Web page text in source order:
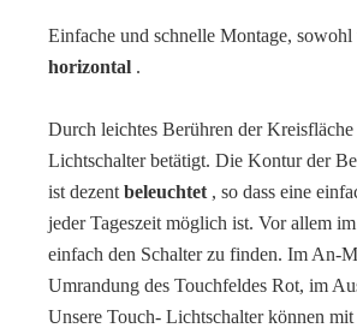
Einfache und schnelle Montage, sowohl
horizontal .
Durch leichtes Berühren der
Lichtschalter betätigt. Die Kontur der
ist dezent beleuchtet , so dass eine
jeder Tageszeit möglich ist. Vor allem
einfach den Schalter zu finden. Im An-
Umrandung des Touchfeldes Rot, im
Unsere Touch- Lichtschalter können mit